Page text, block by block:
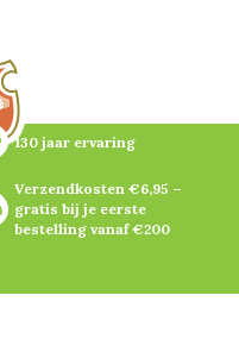
130 jaar ervaring
Verzendkosten €6,95 –
gratis bij je eerste
bestelling vanaf €200